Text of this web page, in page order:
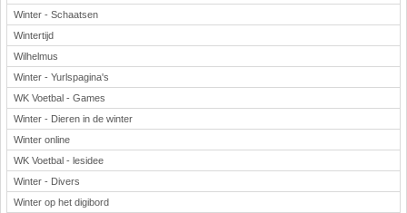
Winter - Schaatsen
Wintertijd
Wilhelmus
Winter - Yurlspagina's
WK Voetbal - Games
Winter - Dieren in de winter
Winter online
WK Voetbal - lesidee
Winter - Divers
Winter op het digibord